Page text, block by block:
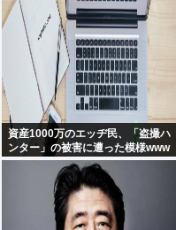
資産1000万のエッヂ民、「盗撮ハ
ンター」の被害に遭った模様www